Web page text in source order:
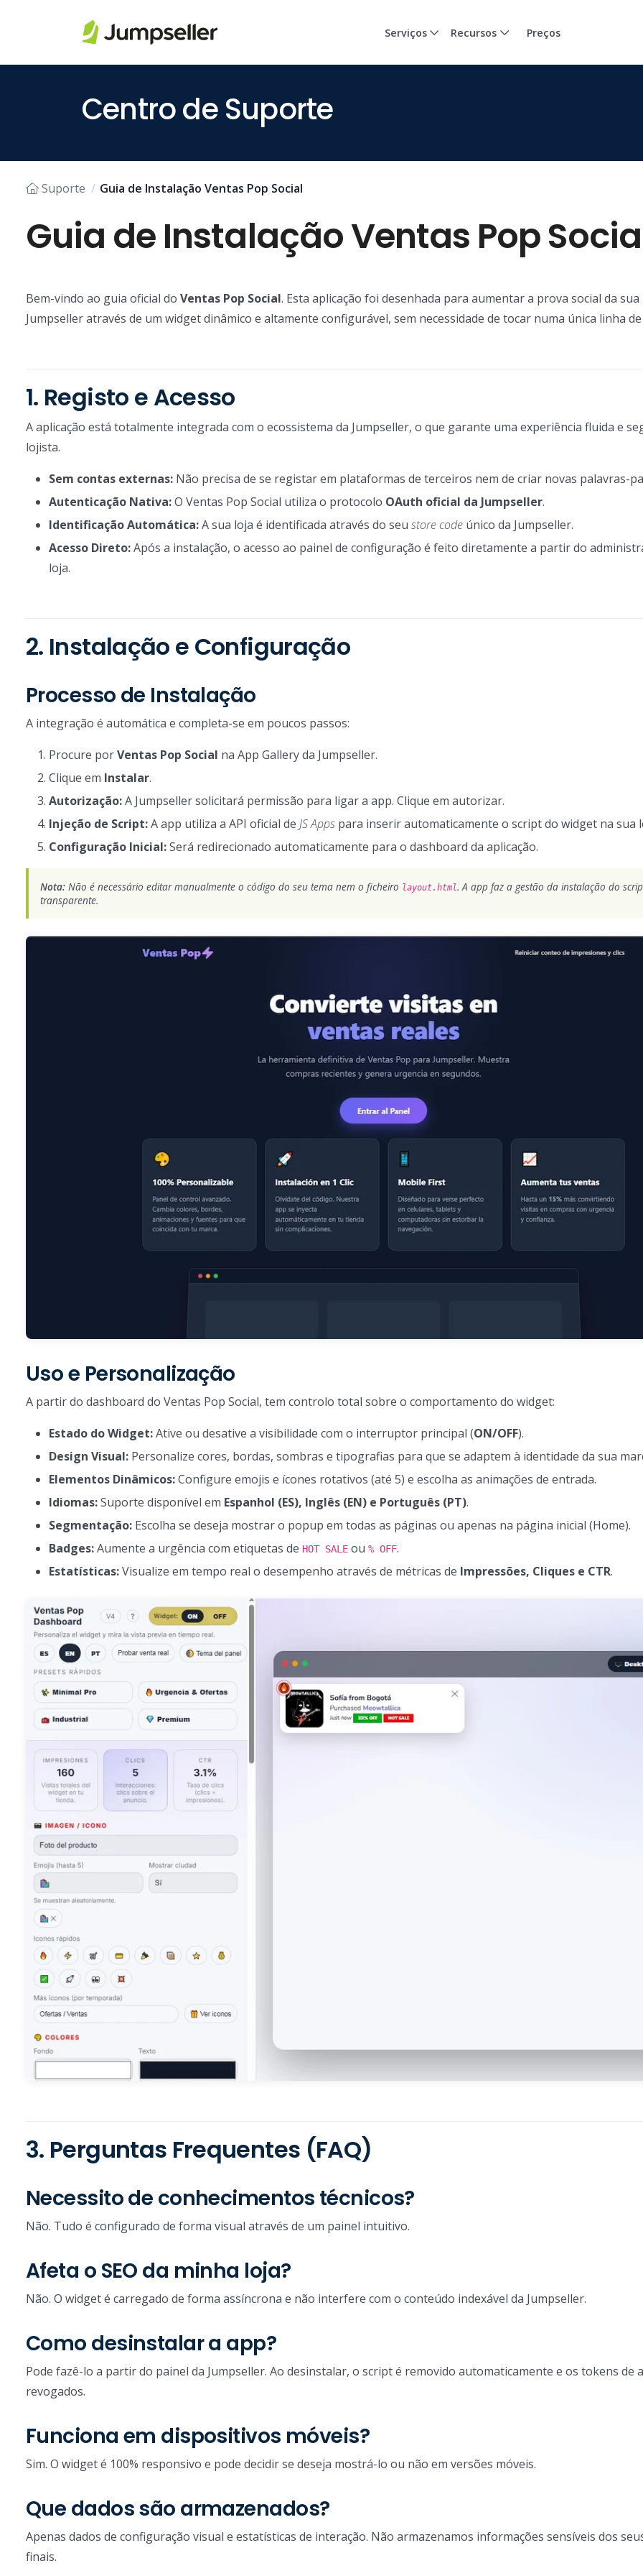
Saltar para o conteúdo principal
Serviços Recursos Preços
Centro de Suporte
Suporte Guia de Instalação Ventas Pop Social
Guia de Instalação Ventas Pop
Bem-vindo ao guia oficial do Ventas Pop Social. Esta aplicação foi desenhada para aumentar a prova social da sua
Jumpseller através de um widget dinâmico e altamente configurável, sem necessidade de tocar numa única linha
1. Registo e Acesso
A aplicação está totalmente integrada com o ecossistema da Jumpseller, o que garante uma experiência fluida e
lojista.
Sem contas externas: Não precisa de se registar em plataformas de terceiros nem de criar novas palavras-
Autenticação Nativa:O Ventas Pop Social utiliza o protocolo OAuth oficial da Jumpseller.
Identificação Automática:A sua loja é identificada através do seu store code único da Jumpseller.
Acesso Direto:Após a instalação, o acesso ao painel de configuração é feito diretamente a partir do
loja.
2. Instalação e Configuração
Processo de Instalação
A integração é automática e completa-se em poucos passos:
Procure porVentas Pop Social na App Gallery da Jumpseller.
Clique em Instalar.
Autorização:A Jumpseller solicitará permissão para ligar a app. Clique em autorizar.
Injeção de Script:A app utiliza a API oficial de JS Apps para inserir automaticamente o script do widget na sua
Configuração Inicial:Será redirecionado automaticamente para o dashboard da aplicação.
Nota: Não é necessário editar manualmente o código do seu tema nem o ficheiro layout.html. A app faz a gestão da instalação do
transparente.
Uso e Personalização
A partir do dashboard do Ventas Pop Social, tem controlo total sobre o comportamento do widget:
Estado do Widget:Ative ou desative a visibilidade com o interruptor principal (ON/OFF).
Design Visual: Personalize cores, bordas, sombras e tipografias para que se adaptem à identidade da sua
Elementos Dinâmicos:Configure emojis e ícones rotativos (até 5) e escolha as animações de entrada.
Idiomas:Suporte disponível em Espanhol (ES), Inglês (EN) e Português (PT).
Segmentação: Escolha se deseja mostrar o popup em todas as páginas ou apenas na página inicial (Home).
Badges:Aumente a urgência com etiquetas de HOT SALE ou % OFF.
Estatísticas:Visualize em tempo real o desempenho através de métricas de Impressões, Cliques e CTR.
3. Perguntas Frequentes (FAQ)
Necessito de conhecimentos técnicos?
Não. Tudo é configurado de forma visual através de um painel intuitivo.
Afeta o SEO da minha loja?
Não. O widget é carregado de forma assíncrona e não interfere com o conteúdo indexável da Jumpseller.
Como desinstalar a app?
Pode fazê-lo a partir do painel da Jumpseller. Ao desinstalar, o script é removido automaticamente e os tokens de
revogados.
Funciona em dispositivos móveis?
Sim. O widget é 100% responsivo e pode decidir se deseja mostrá-lo ou não em versões móveis.
Que dados são armazenados?
Apenas dados de configuração visual e estatísticas de interação. Não armazenamos informações sensíveis dos
finais.